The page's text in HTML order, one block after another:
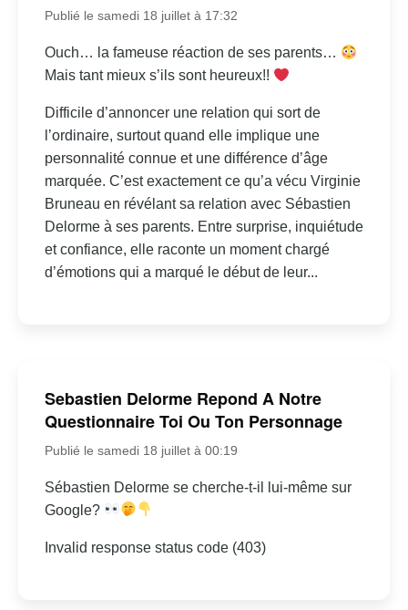
Publié le samedi 18 juillet à 17:32
Ouch… la fameuse réaction de ses parents…
Mais tant mieux s’ils sont heureux!!
Difficile d’annoncer une relation qui sort de
l’ordinaire, surtout quand elle implique une
personnalité connue et une différence d’âge
marquée. C’est exactement ce qu’a vécu Virginie
Bruneau en révélant sa relation avec Sébastien
Delorme à ses parents. Entre surprise, inquiétude
et confiance, elle raconte un moment chargé
d’émotions qui a marqué le début de leur...
Sebastien Delorme Repond A Notre
Questionnaire Toi Ou Ton Personnage
Publié le samedi 18 juillet à 00:19
Sébastien Delorme se cherche-t-il lui-même sur
Google?
Invalid response status code (403)